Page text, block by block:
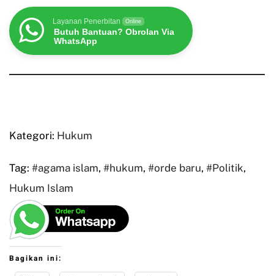
Layanan Penerbitan Online
Butuh Bantuan? Obrolan Via
WhatsApp
Kategori: Hukum
Tag: #agama islam, #hukum, #orde baru, #Politik,
Hukum Islam
Bagikan ini: